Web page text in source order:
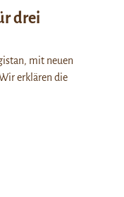
drei
mit neuen
erklären die